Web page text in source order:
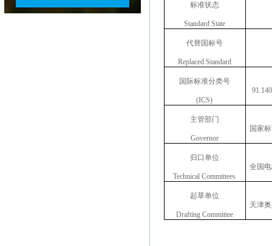
标准状态
Standard State
代替国标号
Replaced Standard
国际标准分类号
(ICS)
主管部门
Governor
国家
归口单位
Technical Committees
全国
起草单位
Drafting Committee
天津